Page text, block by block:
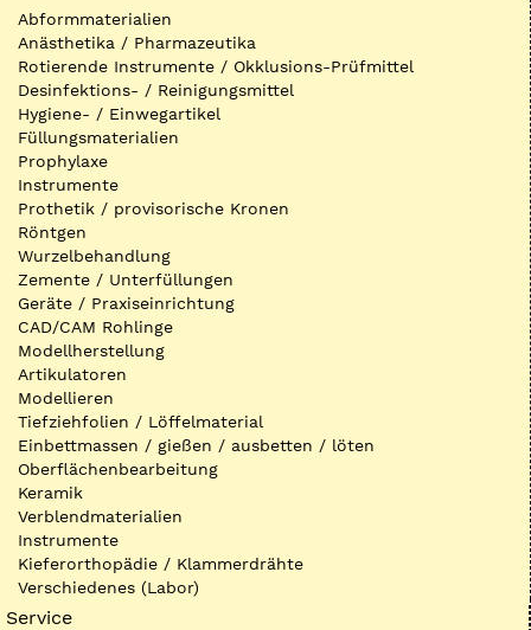
Abformmaterialien
Anästhetika / Pharmazeutika
Rotierende Instrumente / Okklusions-Prüfmittel
Desinfektions- / Reinigungsmittel
Hygiene- / Einwegartikel
Füllungsmaterialien
Prophylaxe
Instrumente
Prothetik / provisorische Kronen
Röntgen
Wurzelbehandlung
Zemente / Unterfüllungen
Geräte / Praxiseinrichtung
CAD/CAM Rohlinge
Modellherstellung
Artikulatoren
Modellieren
Tiefziehfolien / Löffelmaterial
Einbettmassen / gießen / ausbetten / löten
Oberflächenbearbeitung
Keramik
Verblendmaterialien
Instrumente
Kieferorthopädie / Klammerdrähte
Verschiedenes (Labor)
Service